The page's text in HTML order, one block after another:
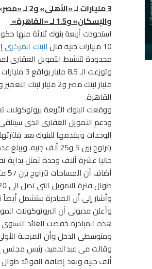
والإسكان» و1.5 لـ «القاهرة»
10 مليارات جنيه قال
البنك المركزى
محدودة لتنشيط التمويل
القاهرة.
ووقعت البنوك الأربعة
ودعم التمويل العقارى الذى
الوحدات ويقدمها للبنوك بعد
يتراوح بين 5 و25 ألف
حاليا عشرة آلاف وحدة تمثل بداية
طوال فترة التمويل التى تصل الى 20 عاماً.
وأشار إلى أن المبادرة ستشمل أيضاً توفير
ومتوسطى الدخل وأن المرحلة الأولى للتمويل
ألف جنيه وبعد إضافة الفوائد طوال مدة